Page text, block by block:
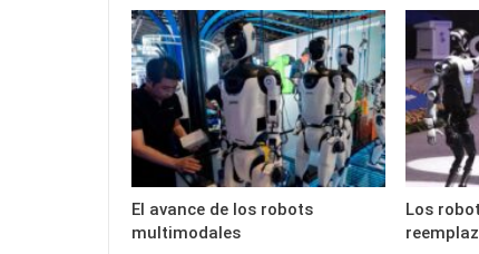
El avance de los robots
multimodales
Los